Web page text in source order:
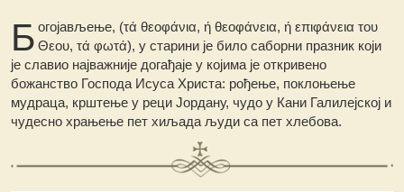
Б огојављење, (τά θεοφάνια, ή θεοφάνεια, ή επιφάνεια του
Θεου, τά φωτά), у старини је било саборни празник који
је славио најважније догађаје у којима је откривено
божанство Господа Исуса Христа: рођење, поклоњење
мудраца, крштење у реци Јордану, чудо у Кани Галилејској и
чудесно храњење пет хиљада људи са пет хлебова.